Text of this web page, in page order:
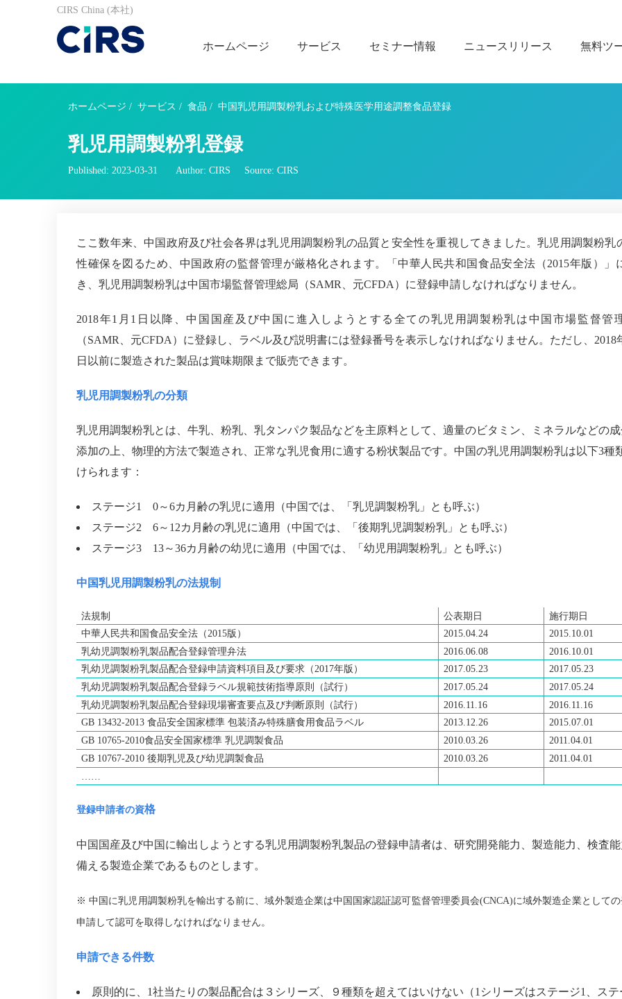
CIRS China (本社)
ホームページ サービス セミナー情報 ニュースリリース 無料ツ
ホームページ / サービス / 食品 / 中国乳児用調製粉乳および特殊医学用途調整食品登録
乳児用調製粉乳登録
Published: 2023-03-31 Author: CIRS Source: CIRS
ここ数年来、中国政府及び社会各界は乳児用調製粉乳の品質と安全性を重視してきました。乳児用調製粉乳
性確保を図るため、中国政府の監督管理が厳格化されます。「中華人民共和国食品安全法（2015年版）」
き、乳児用調製粉乳は中国市場監督管理総局（SAMR、元CFDA）に登録申請しなければなりません。
2018年1月1日以降、中国国産及び中国に進入しようとする全ての乳児用調製粉乳は中国市場監督管
（SAMR、元CFDA）に登録し、ラベル及び説明書には登録番号を表示しなければなりません。ただし、2018
日以前に製造された製品は賞味期限まで販売できます。
乳児用調製粉乳の分類
乳児用調製粉乳とは、牛乳、粉乳、乳タンパク製品などを主原料として、適量のビタミン、ミネラルなどの
添加の上、物理的方法で製造され、正常な乳児食用に適する粉状製品です。中国の乳児用調製粉乳は以下3種
けられます：
ステージ1 0～6カ月齢の乳児に適用（中国では、「乳児調製粉乳」とも呼ぶ）
ステージ2 6～12カ月齢の乳児に適用（中国では、「後期乳児調製粉乳」とも呼ぶ）
ステージ3 13～36カ月齢の幼児に適用（中国では、「幼児用調製粉乳」とも呼ぶ）
中国乳児用調製粉乳の法規制
法規制 公表期日
施行期日
中華人民共和国食品安全法（2015版） 2015.04.24
2015.10.01
乳幼児調製粉乳製品配合登録管理弁法
2016.06.08
2016.10.01
乳幼児調製粉乳製品配合登録申請資料項目及び要求（2017年版） 2017.05.23
2017.05.23
乳幼児調製粉乳製品配合登録ラベル規範技術指導原則（試行）
2017.05.24 2017.05.24
乳幼児調製粉乳製品配合登録現場審査要点及び判断原則（試行）
2016.11.16
2016.11.16
GB 13432-2013食品安全国家標準 包装済み特殊膳食用食品ラベル 2013.12.26
2015.07.01
GB 10765-2010食品安全国家標準乳児調製食品 2010.03.26
2011.04.01
GB 10767-2010後期乳児及び幼児調製食品 2010.03.26
2011.04.01
……
登録申請者の資格
中国国産及び中国に輸出しようとする乳児用調製粉乳製品の登録申請者は、研究開発能力、製造能力、検査
備える製造企業であるものとします。
※ 中国に乳児用調製粉乳を輸出する前に、域外製造企業は中国国家認証認可監督管理委員会(CNCA)に域外製造企業として
申請して認可を取得しなければなりません。
申請できる件数
原則的に、1社当たりの製品配合は３シリーズ、９種類を超えてはいけない（1シリーズはステージ1、ステ